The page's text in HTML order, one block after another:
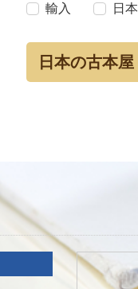
輸入 日本
日本の古本屋